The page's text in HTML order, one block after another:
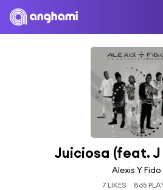
Juiciosa (feat.
Alexis Y Fido
7 LIKES 865